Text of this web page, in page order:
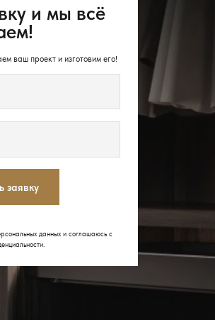
и мы всё
ваш проект и изготовим его!
заявку
данных и соглашаюсь с
.